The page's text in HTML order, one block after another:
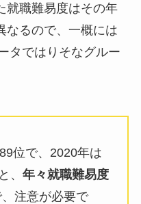
就職難易度はその年
なるので、一概には
タではりそなグルー
位で、2020年は
、 年々就職難易度
注意が必要で